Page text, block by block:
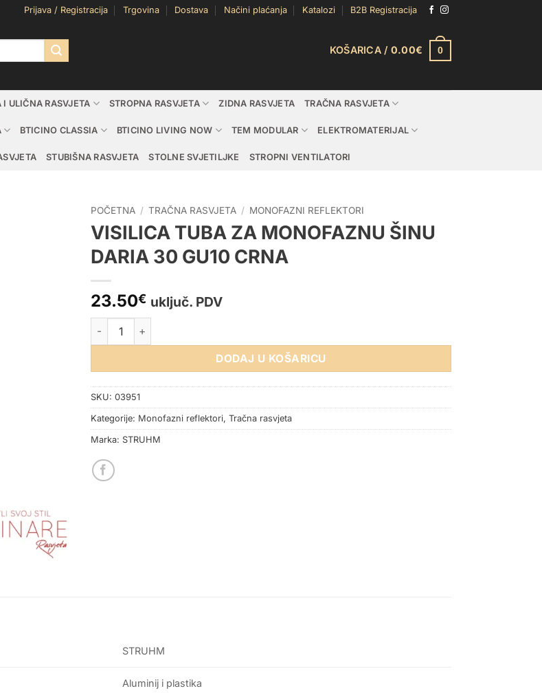
Prijava / Registracija Trgovina Dostava Načini plaćanja Katalozi B2B Registracija
KOŠARICA / 0.00€ 0
I ULIČNA RASVJETA STROPNA RASVJETA ZIDNA RASVJETA TRAČNA RASVJETA
BTICINO CLASSIA BTICINO LIVING NOW TEM MODULAR ELEKTROMATERIJAL
STUBIŠNA RASVJETA STOLNE SVJETILJKE STROPNI VENTILATORI
POČETNA / TRAČNA RASVJETA / MONOFAZNI REFLEKTORI
VISILICA TUBA ZA MONOFAZNU ŠINU
DARIA 30 GU10 CRNA
23.50€ uključ. PDV
VISILICA TUBA ZA MONOFAZNU ŠINU DARIA 30 GU10 CRNA količina
DODAJ U KOŠARICU
SKU: 03951
Kategorije: Monofazni reflektori, Tračna rasvjeta
Marka: STRUHM
STRUHM
Aluminij i plastika